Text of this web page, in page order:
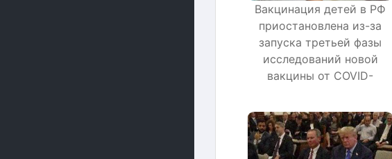
Вакцинация детей в РФ
приостановлена из-за
запуска третьей фазы
исследований новой
вакцины от COVID-